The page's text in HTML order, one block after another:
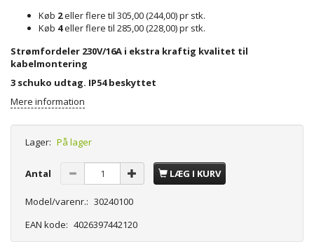
Køb 2eller flere til 305,00(244,00)pr stk.
Køb 4eller flere til 285,00(228,00)pr stk.
Strømfordeler 230V/16A i ekstra kraftig kvalitet til
kabelmontering
3 schuko udtag. IP54 beskyttet
Mere information
Lager: På lager
Antal LÆG I KURV
Model/varenr.: 30240100
EAN kode: 4026397442120